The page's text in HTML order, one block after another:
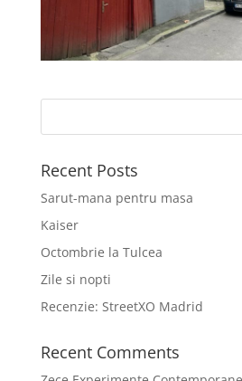
Recent Posts
Sarut-mana pentru masa
Kaiser
Octombrie la Tulcea
Zile si nopti
Recenzie: StreetXO Madrid
Recent Comments